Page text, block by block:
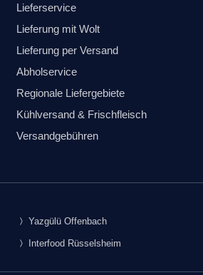
Lieferservice
Lieferung mit Wolt
Lieferung per Versand
Abholservice
Regionale Liefergebiete
Kühlversand & Frischfleisch
Versandgebühren
Yazgülü Offenbach
Interfood Rüsselsheim